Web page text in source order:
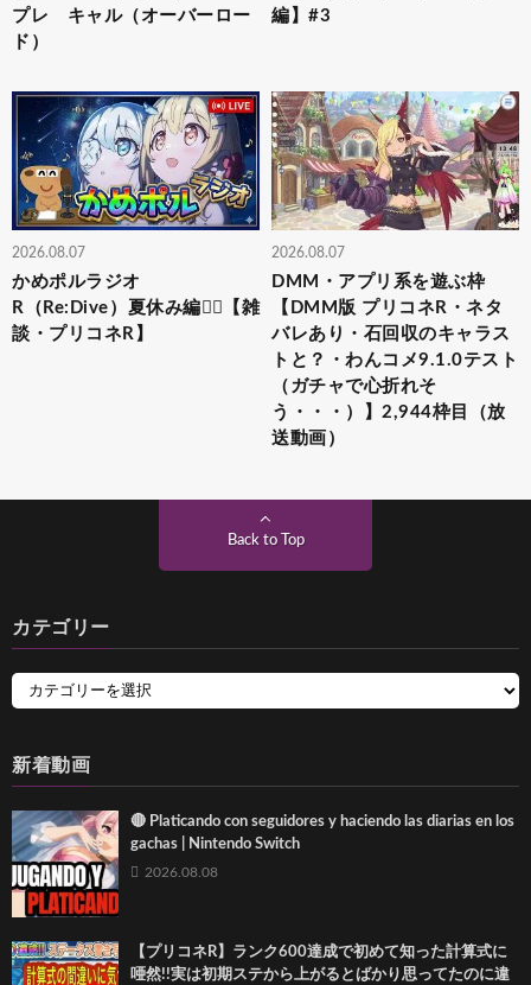
プレ キャル（オーバーロー
ド）
編】#3
2026.08.07
かめポルラジオ
R（Re:Dive）⁠夏休み編🏄‍♀️【雑
談・プリコネR】
2026.08.07
DMM・アプリ系を遊ぶ枠
【DMM版 プリコネR・ネタ
バレあり・石回収のキャラス
トと？・わんコメ9.1.0テスト
（ガチャで心折れそ
う・・・）】2,944枠目（放
送動画）
Back to Top
カテゴリー
新着動画
🔴 Platicando con seguidores y haciendo las diarias en los
gachas | Nintendo Switch
2026.08.08
【プリコネR】ランク600達成で初めて知った計算式に
唖然!!実は初期ステから上がるとばかり思ってたのに違